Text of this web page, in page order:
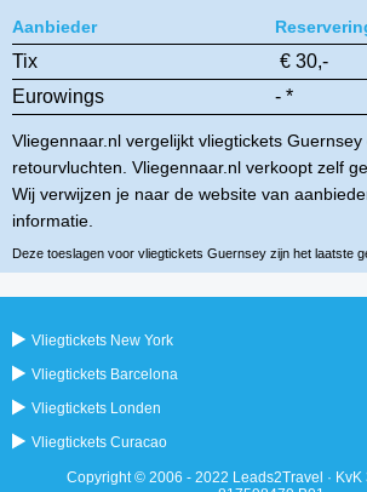
Aanbieder
Tix
€ 30,-
Eurowings
- *
Vliegennaar.nl vergelijkt vliegtickets
retourvluchten. Vliegennaar.nl verkoopt zelf
Wij verwijzen je naar de website van
informatie.
Deze toeslagen voor vliegtickets Guernsey zijn het laatste
Vliegtickets New York
Vliegtickets Barcelona
Vliegtickets Londen
Vliegtickets Curacao
Copyright © 2006 - 2022 Leads2Travel · KvK